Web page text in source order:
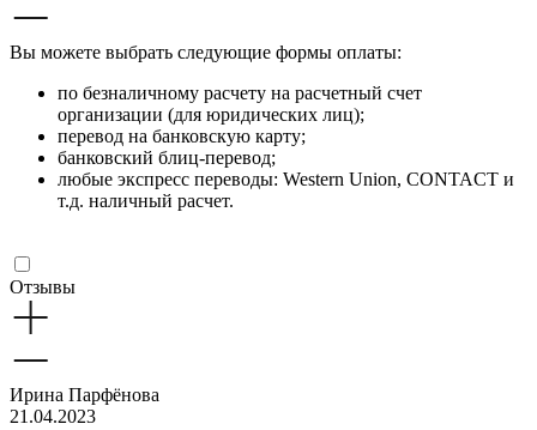
Вы можете выбрать следующие формы оплаты:
по безналичному расчету на расчетный счет
организации (для юридических лиц);
перевод на банковскую карту;
банковский блиц-перевод;
любые экспресс переводы: Western Union, CONTACT и
т.д. наличный расчет.
Отзывы
Ирина Парфёнова
21.04.2023